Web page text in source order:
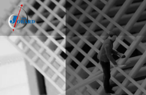
Panneau de gestion des cookies